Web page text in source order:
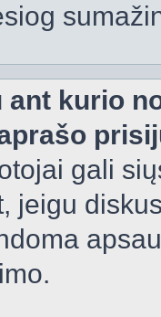
ant kurio
gali
jeigu